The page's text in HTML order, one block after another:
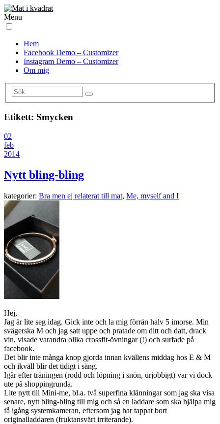
Menu
Hem
Facebook Demo – Customizer
Instagram Demo – Customizer
Om mig
Etikett: Smycken
02
feb
2014
Nytt bling-bling
kategorier: Bra men ej relaterat till mat, Me, myself and I
Hej,
Jag är lite seg idag. Gick inte och la mig förrän halv 5 imorse. Min
svägerska M och jag satt uppe och pratade om ditt och datt, drack
vin, visade varandra olika crossfit-övningar (!) och surfade på
facebook.
Det blir inte många knop gjorda innan kvällens middag hos E & M
och ikväll blir det tidigt i säng.
Igår efter träningen (rodd och löpning i snön, urjobbigt) var vi dock
ute på shoppingrunda.
Lite nytt till Mini-me, bl.a. två superfina klänningar som jag ska visa
senare, nytt bling-bling till mig och så en laddare som ska hjälpa mig
få igång systemkameran, eftersom jag har tappat bort
originalladdaren (fruktansvärt irriterande).